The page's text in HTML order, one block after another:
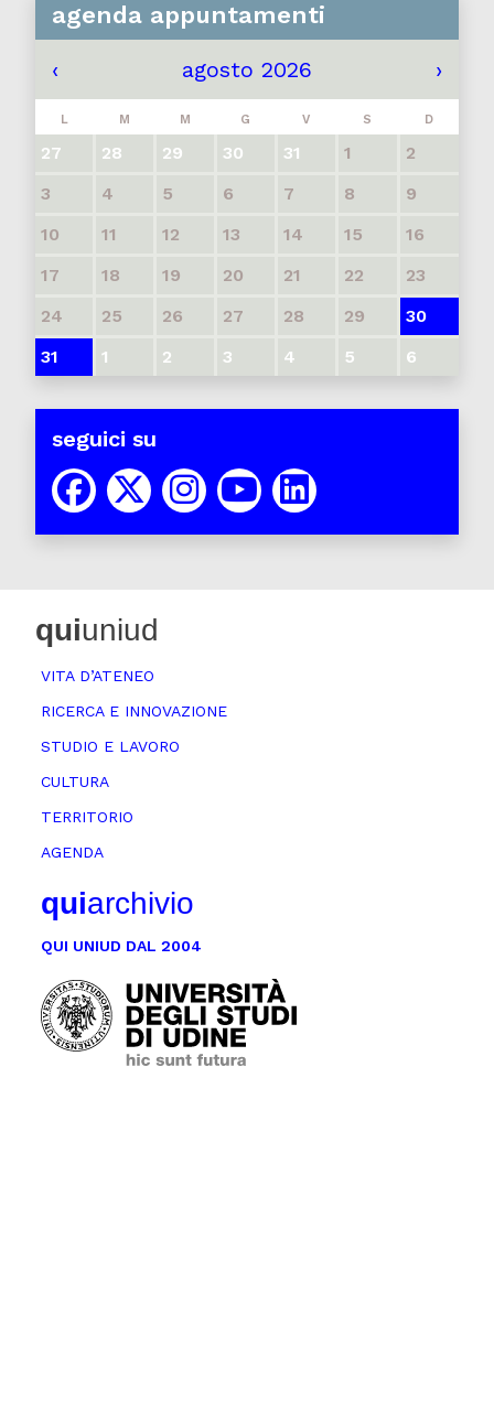
agenda appuntamenti
‹ agosto 2026 ›
L M M G V S D
27 28 29 30 31 1
2
3
4 5 6 7 8
9
10
11 12 13 14 15
16
17
18 19 20 21 22
23
24
25 26 27 28 29
30
31
1 2 3 4 5 6
seguici su
quiuniud
VITA D’ATENEO
RICERCA E INNOVAZIONE
STUDIO E LAVORO
CULTURA
TERRITORIO
AGENDA
quiarchivio
QUI UNIUD DAL 2004